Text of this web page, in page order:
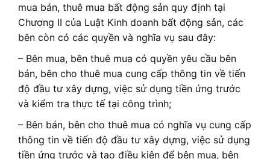
mua bán, thuê mua bất động sản quy định tại
Chương II của Luật Kinh doanh bất động sản, các
bên còn có các quyền và nghĩa vụ sau đây:
– Bên mua, bên thuê mua có quyền yêu cầu bên
bán, bên cho thuê mua cung cấp thông tin về tiến
độ đầu tư xây dựng, việc sử dụng tiền ứng trước
và kiểm tra thực tế tại công trình;
– Bên bán, bên cho thuê mua có nghĩa vụ cung cấp
thông tin về tiến độ đầu tư xây dựng, việc sử dụng
tiền ứng trước và tạo điều kiện để bên mua, bên